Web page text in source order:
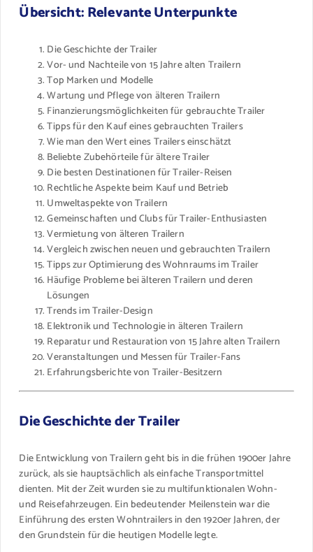
Übersicht: Relevante Unterpunkte
Die Geschichte der Trailer
Vor- und Nachteile von 15 Jahre alten Trailern
Top Marken und Modelle
Wartung und Pflege von älteren Trailern
Finanzierungsmöglichkeiten für gebrauchte Trailer
Tipps für den Kauf eines gebrauchten Trailers
Wie man den Wert eines Trailers einschätzt
Beliebte Zubehörteile für ältere Trailer
Die besten Destinationen für Trailer-Reisen
Rechtliche Aspekte beim Kauf und Betrieb
Umweltaspekte von Trailern
Gemeinschaften und Clubs für Trailer-Enthusiasten
Vermietung von älteren Trailern
Vergleich zwischen neuen und gebrauchten Trailern
Tipps zur Optimierung des Wohnraums im Trailer
Häufige Probleme bei älteren Trailern und deren
Lösungen
Trends im Trailer-Design
Elektronik und Technologie in älteren Trailern
Reparatur und Restauration von 15 Jahre alten Trailern
Veranstaltungen und Messen für Trailer-Fans
Erfahrungsberichte von Trailer-Besitzern
Die Geschichte der Trailer
Die Entwicklung von Trailern geht bis in die frühen 1900er Jahre
zurück, als sie hauptsächlich als einfache Transportmittel
dienten. Mit der Zeit wurden sie zu multifunktionalen Wohn-
und Reisefahrzeugen. Ein bedeutender Meilenstein war die
Einführung des ersten Wohntrailers in den 1920er Jahren, der
den Grundstein für die heutigen Modelle legte.